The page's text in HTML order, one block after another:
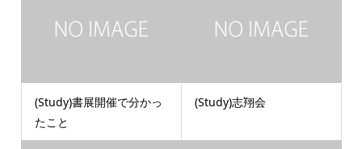
(Study)書展開催で分かっ
たこと
(Study)志翔会